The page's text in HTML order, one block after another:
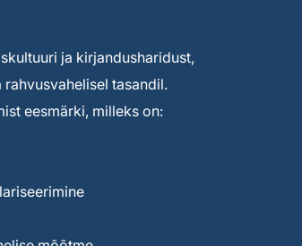
ja kirjandusharidust,
tasandil.
eesmärki, milleks on: